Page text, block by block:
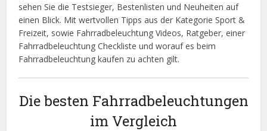
sehen Sie die Testsieger, Bestenlisten und Neuheiten auf
einen Blick. Mit wertvollen Tipps aus der Kategorie Sport &
Freizeit, sowie Fahrradbeleuchtung Videos, Ratgeber, einer
Fahrradbeleuchtung Checkliste und worauf es beim
Fahrradbeleuchtung kaufen zu achten gilt.
Die besten Fahrradbeleuchtungen
im Vergleich